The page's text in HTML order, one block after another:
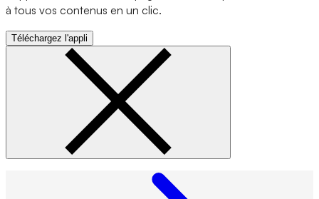
à tous vos contenus en un clic.
Téléchargez l'appli